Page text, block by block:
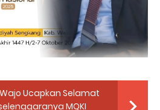
Wajo Ucapkan Selamat
MQKI